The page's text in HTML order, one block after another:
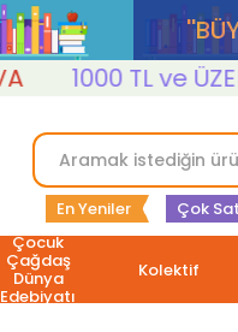
1000 TL ve ÜZERİ
En Yeniler Çok
Çocuk
Çağdaş
Dünya
Edebiyatı
Kolektif